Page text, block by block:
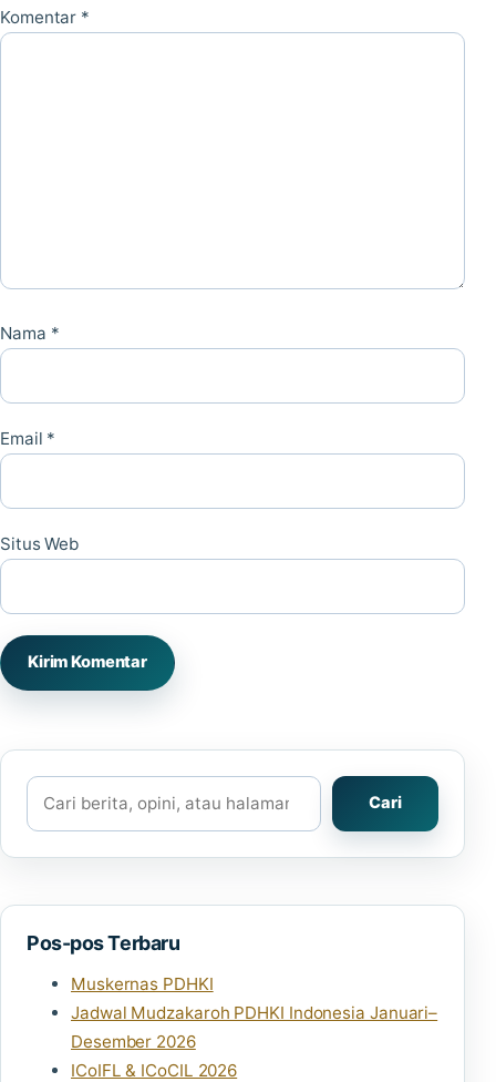
Komentar *
Nama *
Email *
Situs Web
Cari
Cari
Pos-pos Terbaru
Muskernas PDHKI
Jadwal Mudzakaroh PDHKI Indonesia Januari–
Desember 2026
ICoIFL & ICoCIL 2026